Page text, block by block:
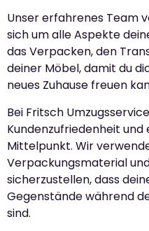
Unser erfahrenes Team
sich um alle Aspekte
das Verpacken, den
deiner Möbel, damit du
neues Zuhause freuen
Bei Fritsch
Kundenzufriedenheit
Mittelpunkt. Wir
Verpackungsmaterial
sicherzustellen, dass
Gegenstände während
sind.